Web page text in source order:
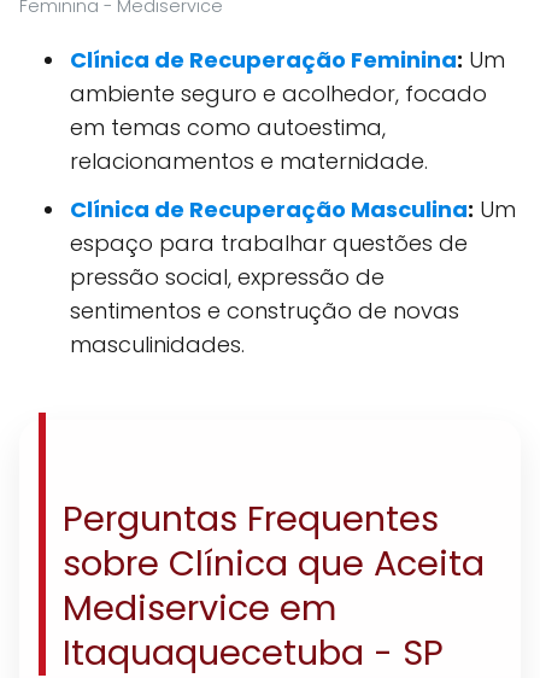
Feminina - Mediservice
Clínica de Recuperação Feminina: Um
ambiente seguro e acolhedor, focado
em temas como autoestima,
relacionamentos e maternidade.
Clínica de Recuperação Masculina: Um
espaço para trabalhar questões de
pressão social, expressão de
sentimentos e construção de novas
masculinidades.
Perguntas Frequentes
sobre Clínica que Aceita
Mediservice em
Itaquaquecetuba - SP